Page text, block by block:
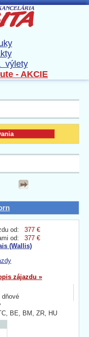
výlety
- AKCIE
od:
377 €
od:
377 €
(Wallis)
zájazdu »
dňové
BE, BM, ZR, HU